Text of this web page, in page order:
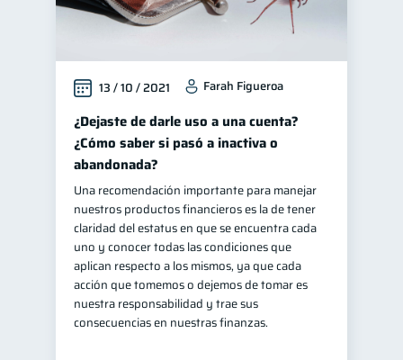
13 / 10 / 2021 Farah Figueroa
¿Dejaste de darle uso a una cuenta?
¿Cómo saber si pasó a inactiva o
abandonada?
Una recomendación importante para manejar
nuestros productos financieros es la de tener
claridad del estatus en que se encuentra cada
uno y conocer todas las condiciones que
aplican respecto a los mismos, ya que cada
acción que tomemos o dejemos de tomar es
nuestra responsabilidad y trae sus
consecuencias en nuestras finanzas.